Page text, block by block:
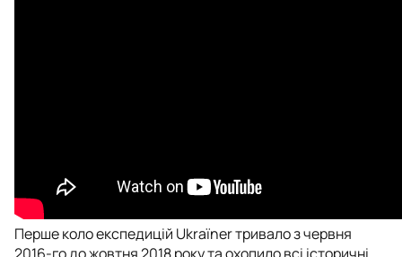
Перше коло експедицій Ukraїner тривало з червня